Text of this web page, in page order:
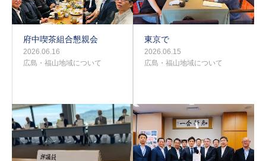
府中喫茶組合懇親会
2026.06.16
広島・福山地域について
東京で
2026.06.15
広島・福山地域について